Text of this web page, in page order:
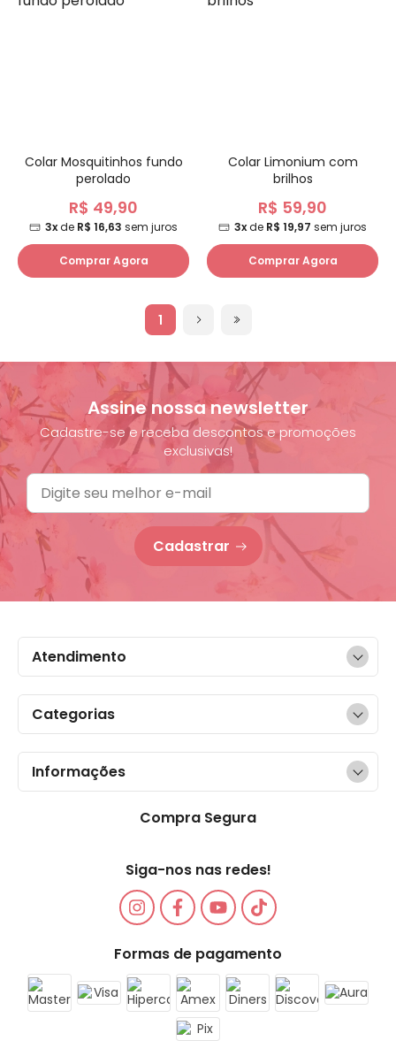
Colar Mosquitinhos fundo
perolado
R$ 49,90
3xde R$ 16,63 sem juros
Comprar Agora
Colar Limonium com
brilhos
R$ 59,90
3xde R$ 19,97 sem juros
Comprar Agora
1
Assine nossa newsletter
Cadastre-se e receba descontos e promoções
exclusivas!
Cadastrar
Categorias
Informações
Compra Segura
Atendimento
Siga-nos nas redes!
Formas de pagamento